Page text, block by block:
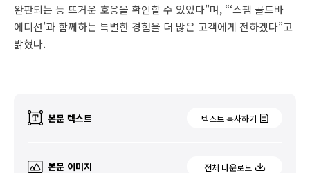
완판되는 등 뜨거운 호응을 확인할 수 있었다”며, “‘스팸 골드바
에디션’과 함께하는 특별한 경험을 더 많은 고객에게 전하겠다”고
밝혔다.
본문 텍스트 텍스트 복사하기
본문 이미지 전체 다운로드